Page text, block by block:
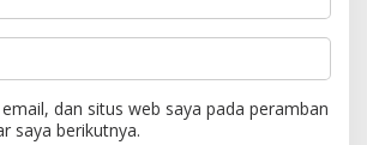
dan situs web saya pada peramban
saya berikutnya.